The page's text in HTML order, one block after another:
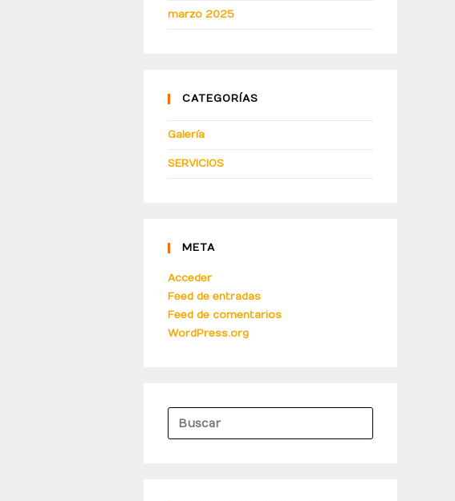
marzo 2025
CATEGORÍAS
Galería
SERVICIOS
META
Acceder
Feed de entradas
Feed de comentarios
WordPress.org